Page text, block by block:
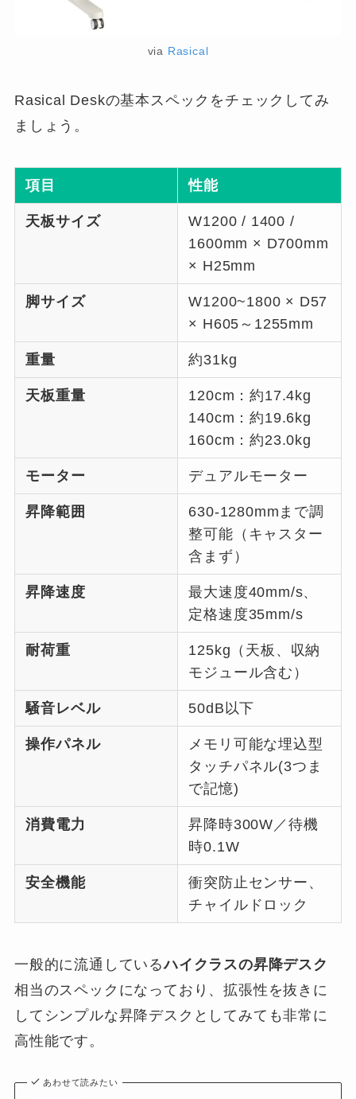
via Rasical
Rasical Deskの基本スペックをチェックしてみ
ましょう。
項目 性能
天板サイズ
W1200 / 1400 /
1600mm × D700mm
× H25mm
脚サイズ
W1200~1800 × D57
× H605～1255mm
重量 約31kg
天板重量
120cm：約17.4kg
140cm：約19.6kg
160cm：約23.0kg
モーター デュアルモーター
昇降範囲
630-1280mmまで調
整可能（キャスター
含まず）
昇降速度
最大速度40mm/s、
定格速度35mm/s
耐荷重
125kg（天板、収納
モジュール含む）
騒音レベル 50dB以下
操作パネル
メモリ可能な埋込型
タッチパネル(3つま
で記憶)
消費電力
昇降時300W／待機
時0.1W
安全機能
衝突防止センサー、
チャイルドロック
一般的に流通しているハイクラスの昇降デスク
相当のスペックになっており、拡張性を抜きに
してシンプルな昇降デスクとしてみても非常に
高性能です。
あわせて読みたい